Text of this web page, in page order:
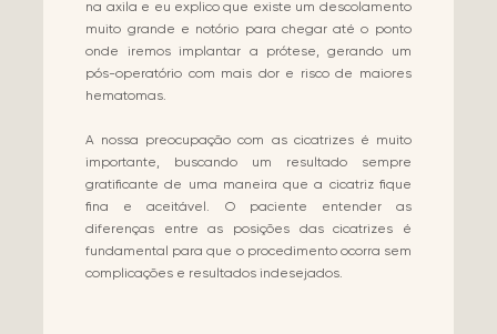
na axila e eu explico que existe um descolamento
muito grande e notório para chegar até o ponto
onde iremos implantar a prótese, gerando um
pós-operatório com mais dor e risco de maiores
hematomas.
A nossa preocupação com as cicatrizes é muito
importante, buscando um resultado sempre
gratificante de uma maneira que a cicatriz fique
fina e aceitável. O paciente entender as
diferenças entre as posições das cicatrizes é
fundamental para que o procedimento ocorra sem
complicações e resultados indesejados.